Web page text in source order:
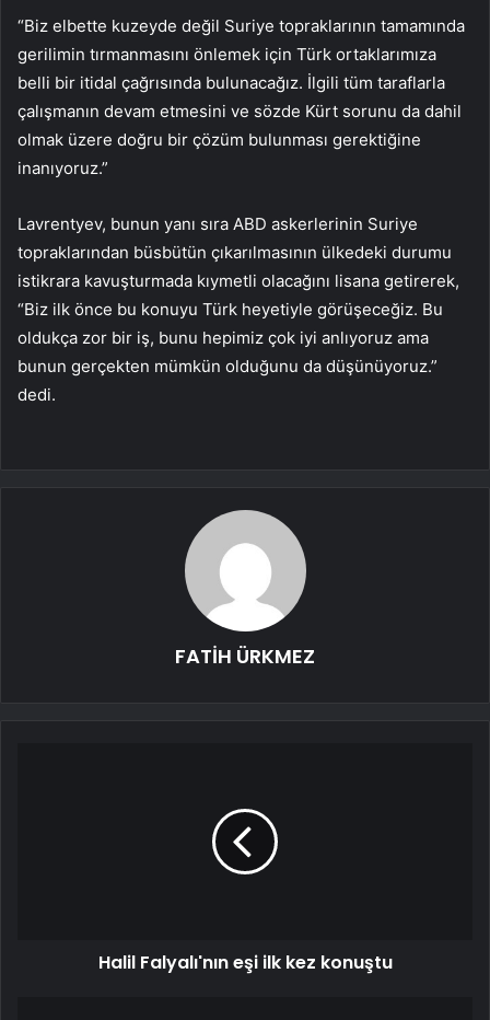
“Biz elbette kuzeyde değil Suriye topraklarının tamamında
gerilimin tırmanmasını önlemek için Türk ortaklarımıza
belli bir itidal çağrısında bulunacağız. İlgili tüm taraflarla
çalışmanın devam etmesini ve sözde Kürt sorunu da dahil
olmak üzere doğru bir çözüm bulunması gerektiğine
inanıyoruz.”
Lavrentyev, bunun yanı sıra ABD askerlerinin Suriye
topraklarından büsbütün çıkarılmasının ülkedeki durumu
istikrara kavuşturmada kıymetli olacağını lisana getirerek,
“Biz ilk önce bu konuyu Türk heyetiyle görüşeceğiz. Bu
oldukça zor bir iş, bunu hepimiz çok iyi anlıyoruz ama
bunun gerçekten mümkün olduğunu da düşünüyoruz.”
dedi.
FATİH ÜRKMEZ
Halil Falyalı'nın eşi ilk kez konuştu